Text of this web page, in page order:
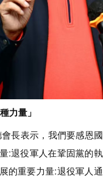
力量」
長表示，我們要感恩
:退役軍人在鞏固黨的
的重要力量:退役軍人